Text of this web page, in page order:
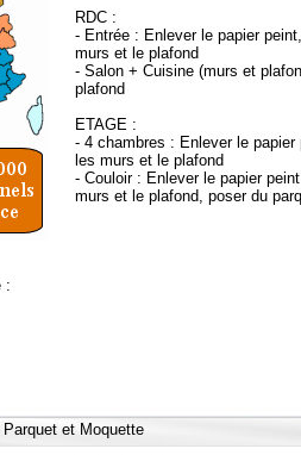
:
RDC :
- Entrée : Enlever le papier
murs et le plafond
- Salon + Cuisine (murs et
plafond
ETAGE :
- 4 chambres : Enlever le
les murs et le plafond
- Couloir : Enlever le papier
murs et le plafond, poser du
Parquet et Moquette